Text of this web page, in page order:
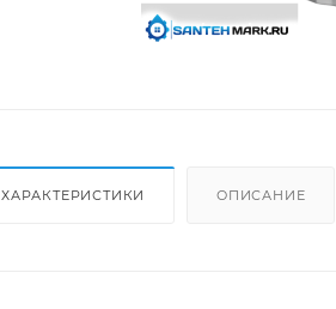
ХАРАКТЕРИСТИКИ ОПИСАНИЕ